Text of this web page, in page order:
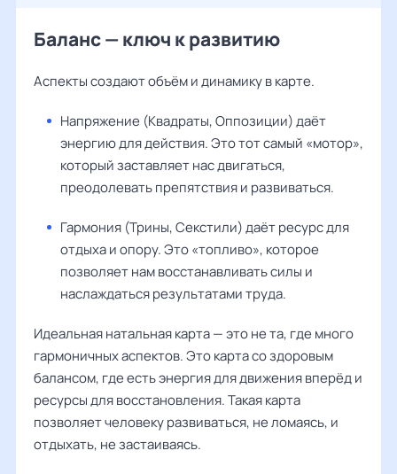
Баланс — ключ к развитию
Аспекты создают объём и динамику в карте.
Напряжение (Квадраты, Оппозиции) даёт
энергию для действия. Это тот самый «мотор»,
который заставляет нас двигаться,
преодолевать препятствия и развиваться.
Гармония (Трины, Секстили) даёт ресурс для
отдыха и опору. Это «топливо», которое
позволяет нам восстанавливать силы и
наслаждаться результатами труда.
Идеальная натальная карта — это не та, где много
гармоничных аспектов. Это карта со здоровым
балансом, где есть энергия для движения вперёд и
ресурсы для восстановления. Такая карта
позволяет человеку развиваться, не ломаясь, и
отдыхать, не застаиваясь.